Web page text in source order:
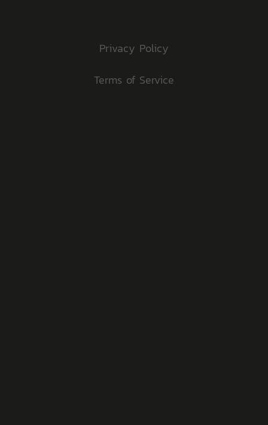
Privacy Policy
Terms of Service